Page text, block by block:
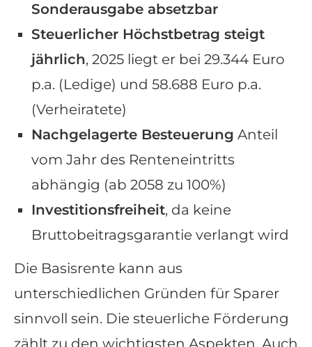
Sonderausgabe absetzbar
Steuerlicher Höchstbetrag steigt
jährlich, 2025 liegt er bei 29.344 Euro
p.a. (Ledige) und 58.688 Euro p.a.
(Verheiratete)
Nachgelagerte Besteuerung Anteil
vom Jahr des Renteneintritts
abhängig (ab 2058 zu 100%)
Investitionsfreiheit, da keine
Bruttobeitragsgarantie verlangt wird
Die Basisrente kann aus
unterschiedlichen Gründen für Sparer
sinnvoll sein. Die steuerliche Förderung